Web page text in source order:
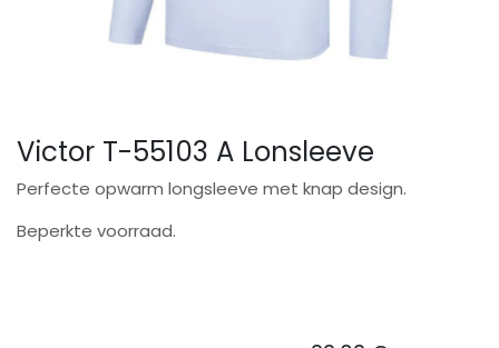
Victor T-55103 A Lonsleeve
Perfecte opwarm longsleeve met knap design.
Beperkte voorraad.